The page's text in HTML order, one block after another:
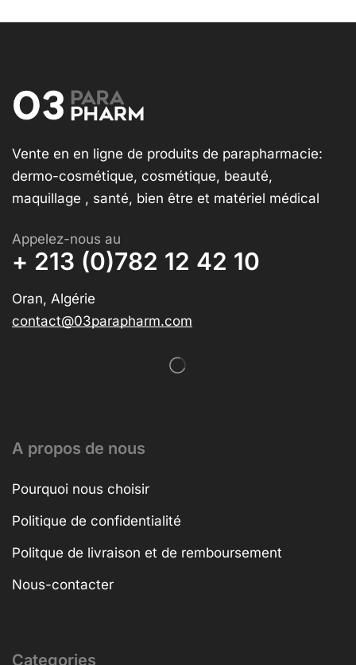
Vente en en ligne de produits de parapharmacie:
dermo-cosmétique, cosmétique, beauté,
maquillage , santé, bien être et matériel médical
Appelez-nous au
+ 213 (0)782 12 42 10
Oran, Algérie
contact@03parapharm.com
A propos de nous
Pourquoi nous choisir
Politique de confidentialité
Politque de livraison et de remboursement
Nous-contacter
Categories